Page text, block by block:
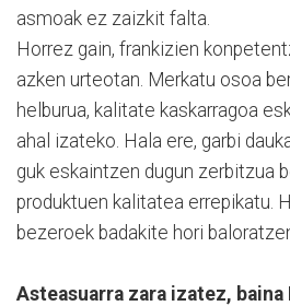
asmoak ez zaizkit falta.
Horrez gain, frankizien
azken urteotan. Merkatu osoa
helburua, kalitate kaskarragoa
ahal izateko. Hala ere, garbi
guk eskaintzen dugun zerbitzua
produktuen kalitatea errepikatu.
bezeroek badakite hori
Asteasuarra zara izatez,